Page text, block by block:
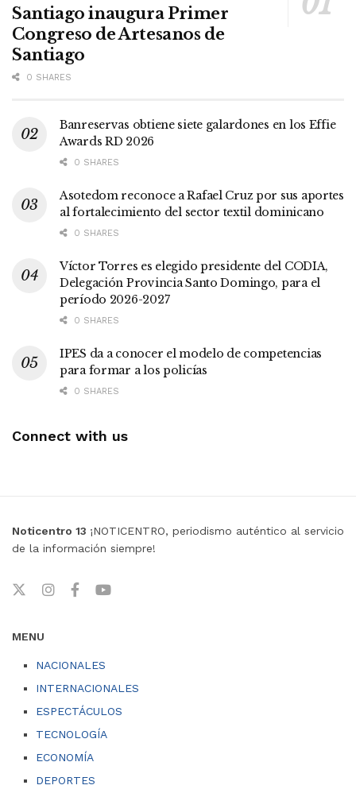
Santiago inaugura Primer
Congreso de Artesanos de
Santiago
0 SHARES
Banreservas obtiene siete galardones en los Effie
Awards RD 2026
0 SHARES
Asotedom reconoce a Rafael Cruz por sus aportes
al fortalecimiento del sector textil dominicano
0 SHARES
Víctor Torres es elegido presidente del CODIA,
Delegación Provincia Santo Domingo, para el
período 2026-2027
0 SHARES
IPES da a conocer el modelo de competencias
para formar a los policías
0 SHARES
Connect with us
Noticentro 13 ¡NOTICENTRO, periodismo auténtico al servicio
de la información siempre!
MENU
NACIONALES
INTERNACIONALES
ESPECTÁCULOS
TECNOLOGÍA
ECONOMÍA
DEPORTES